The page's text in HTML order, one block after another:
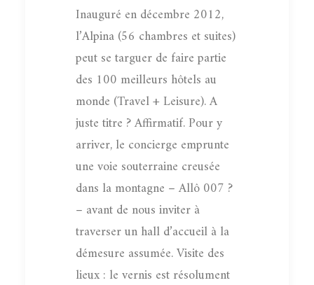
Inauguré en décembre 2012,
l’Alpina (56 chambres et suites)
peut se targuer de faire partie
des 100 meilleurs hôtels au
monde (Travel + Leisure). A
juste titre ? Affirmatif. Pour y
arriver, le concierge emprunte
une voie souterraine creusée
dans la montagne – Allô 007 ?
– avant de nous inviter à
traverser un hall d’accueil à la
démesure assumée. Visite des
lieux : le vernis est résolument